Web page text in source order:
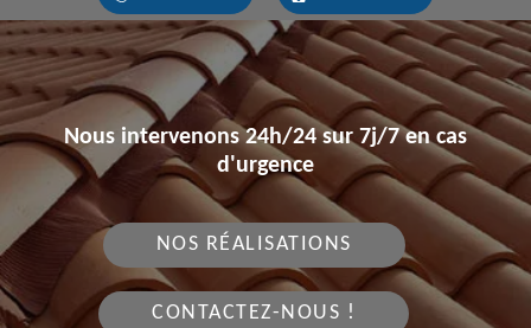
Nous intervenons 24h/24 sur 7j/7 en cas
d'urgence
NOS RÉALISATIONS
CONTACTEZ-NOUS !